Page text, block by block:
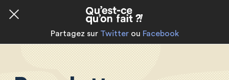
Partagez sur Twitterou Facebook